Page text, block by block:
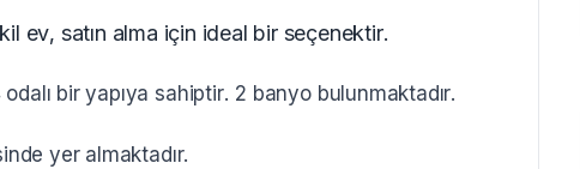
ev, satın alma için ideal bir seçenektir.
bir yapıya sahiptir. 2 banyo bulunmaktadır.
yer almaktadır.